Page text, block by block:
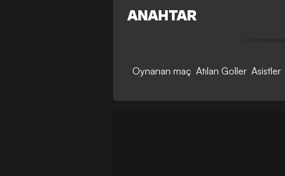
ANAHTAR
Oynanan maç Atılan Goller Asistler